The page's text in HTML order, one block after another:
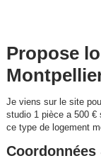
Propose
Je viens sur le site
studio 1 pièce a 500 €
ce type de logement